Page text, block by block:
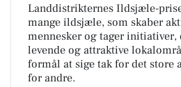
Landdistrikternes Ildsjæle-
mange ildsjæle, som skaber
mennesker og tager
levende og attraktive
formål at sige tak for det store
for andre.